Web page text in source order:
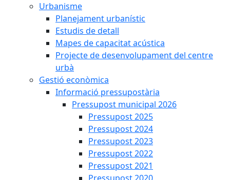
Urbanisme
Planejament urbanístic
Estudis de detall
Mapes de capacitat acústica
Projecte de desenvolupament del centre
urbà
Gestió econòmica
Informació pressupostària
Pressupost municipal 2026
Pressupost 2025
Pressupost 2024
Pressupost 2023
Pressupost 2022
Pressupost 2021